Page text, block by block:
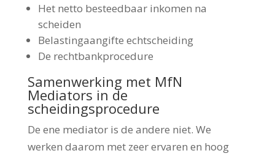
Het netto besteedbaar inkomen na
scheiden
Belastingaangifte echtscheiding
De rechtbankprocedure
Samenwerking met MfN
Mediators in de
scheidingsprocedure
De ene mediator is de andere niet. We
werken daarom met zeer ervaren en hoog